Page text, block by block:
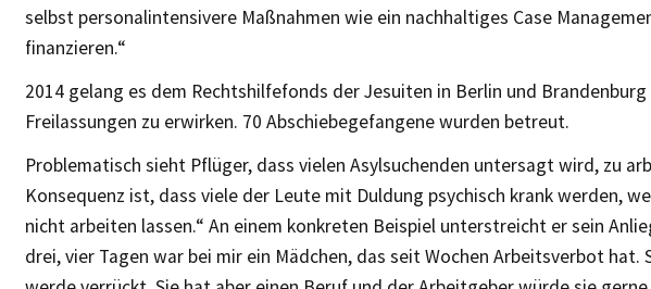
selbst personalintensivere Maßnahmen wie ein nachhaltiges Case
finanzieren.“
2014 gelang es dem Rechtshilfefonds der Jesuiten in Berlin und Brandenburg
Freilassungen zu erwirken. 70 Abschiebegefangene wurden betreut.
Problematisch sieht Pflüger, dass vielen Asylsuchenden untersagt wird, zu
Konsequenz ist, dass viele der Leute mit Duldung psychisch krank werden,
nicht arbeiten lassen.“ An einem konkreten Beispiel unterstreicht er sein
drei, vier Tagen war bei mir ein Mädchen, das seit Wochen Arbeitsverbot hat.